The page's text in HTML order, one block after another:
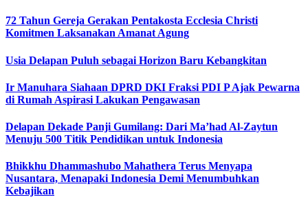
72 Tahun Gereja Gerakan Pentakosta Ecclesia Christi
Komitmen Laksanakan Amanat Agung
Usia Delapan Puluh sebagai Horizon Baru Kebangkitan
Ir Manuhara Siahaan DPRD DKI Fraksi PDI P Ajak Pewarna
di Rumah Aspirasi Lakukan Pengawasan
Delapan Dekade Panji Gumilang: Dari Ma’had Al-Zaytun
Menuju 500 Titik Pendidikan untuk Indonesia
Bhikkhu Dhammashubo Mahathera Terus Menyapa
Nusantara, Menapaki Indonesia Demi Menumbuhkan
Kebajikan